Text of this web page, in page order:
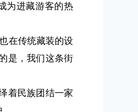
为进藏游客的热
在传统藏装的设
是，我们这条街
着民族团结一家